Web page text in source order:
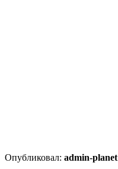
Опубликовал: admin-planet